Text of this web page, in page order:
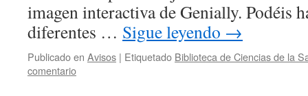
imagen interactiva de Genially. Podéis
diferentes … Sigue leyendo →
Publicado en Avisos | Etiquetado Biblioteca de Ciencias de la
comentario